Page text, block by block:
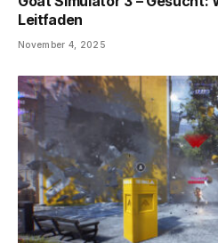
Leitfaden
November 4, 2025